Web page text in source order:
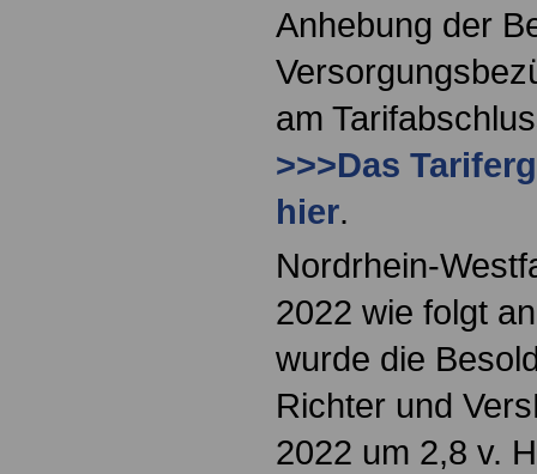
Anhebung der
am
>>>Das
hier.
Nordrhein-
2022 wie folgt
wurde die
Richter und
2022 um 2,8 v.